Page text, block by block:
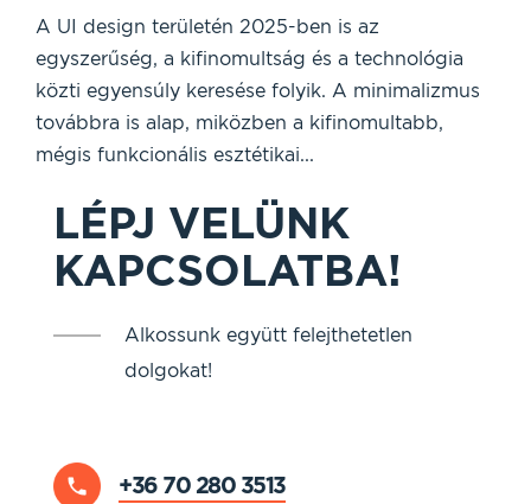
A UI design területén 2025-ben is az
egyszerűség, a kifinomultság és a technológia
közti egyensúly keresése folyik. A minimalizmus
továbbra is alap, miközben a kifinomultabb,
mégis funkcionális esztétikai...
LÉPJ VELÜNK
KAPCSOLATBA!
Alkossunk együtt felejthetetlen
dolgokat!
+36 70 280 3513